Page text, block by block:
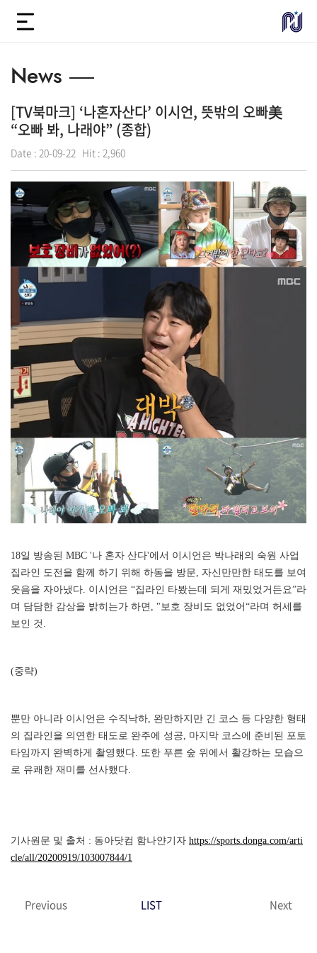
News
[TV북마크] ‘나혼자산다’ 이시언, 뜻밖의 오빠美
“오빠 봐, 나래야” (종합)
Date : 20-09-22 Hit : 2,960
18일 방송된 MBC '나 혼자 산다'에서 이시언은 박나래의 숙원 사업
집라인 도전을 함께 하기 위해 하동을 방문, 자신만만한 태도를 보여
웃음을 자아냈다. 이시언은 “집라인 타봤는데 되게 재밌었거든요”라
며 담담한 감상을 밝히는가 하면, "보호 장비도 없었어“라며 허세를
보인 것.
(중략)
뿐만 아니라 이시언은 수직낙하, 완만하지만 긴 코스 등 다양한 형태
의 집라인을 의연한 태도로 완주에 성공, 마지막 코스에 준비된 포토
타임까지 완벽하게 촬영했다. 또한 푸른 숲 위에서 활강하는 모습으
로 유쾌한 재미를 선사했다.
기사원문 및 출처 : 동아닷컴 함나얀기자 https://sports.donga.com/arti
cle/all/20200919/103007844/1
Previous LIST Next